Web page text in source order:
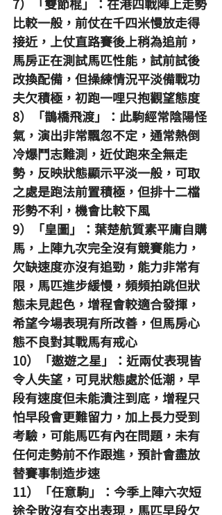
比較一般，前仗在千四米慢放走得
接近，上仗直路賽後上稍為追前，
馬房正在測試馬匹性能，試前試後
改換配備，但操練情況平淡備戰功
夫欠積極，初跑一哩只抱觀望態度
8）「鵲橋飛渡」：此駒經常陰陽怪
氣，演出非常飄忽不定，通常熱倒
冷爆鬥志難測，近仗跑來全無走
勢，反映狀態顯示平淡一般，可取
之處是跑法前置積極，但排十二檔
形勢不利，機會比較下風
9）「皇圖」：葉楚航質素平庸自購
馬，上陣九次完全沒有競賽能力，
欠缺速度亦沒有追勁，能力非常有
限，馬匹進步緩慢，頻頻拍跳但狀
態未見起色，增程會較適合發揮，
希望今場表現有所改善，但馬房心
態不良對其戰馬有戒心
10）「遨遊之星」：近兩仗表現皆
令人失望，可見狀態處於低潮，早
段有速度但未能潰注到底，增程只
怕早段會更難留力，加上長力受到
考驗，可能馬匹有內在問題，未有
任何走勢前不作跟進，預計會盡放
替賽事制造步速
11）「任意駒」：今季上陣六次短
途全敗沒有交出表現，馬匹早段欠